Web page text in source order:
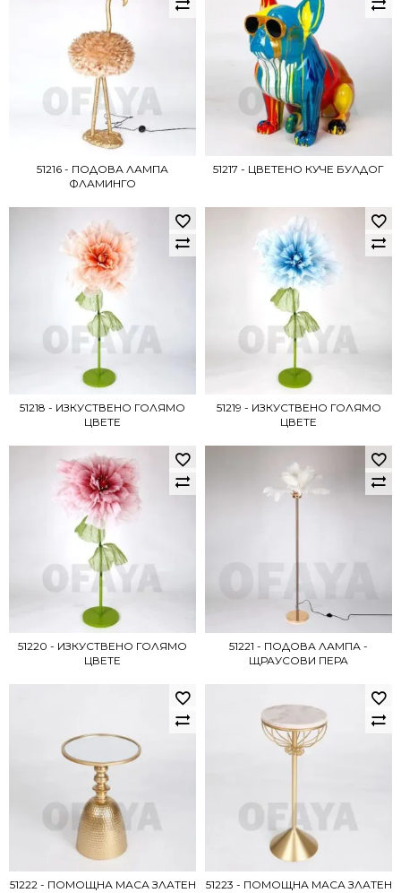
51216 - ПОДОВА ЛАМПА
ФЛАМИНГО
51217 - ЦВЕТЕНО КУЧЕ БУЛДОГ
51218 - ИЗКУСТВЕНО ГОЛЯМО
ЦВЕТЕ
51219 - ИЗКУСТВЕНО ГОЛЯМО
ЦВЕТЕ
51220 - ИЗКУСТВЕНО ГОЛЯМО
ЦВЕТЕ
51221 - ПОДОВА ЛАМПА -
ЩРАУСОВИ ПЕРА
51222 - ПОМОЩНА МАСА ЗЛАТЕН 51223 - ПОМОЩНА МАСА ЗЛАТЕН